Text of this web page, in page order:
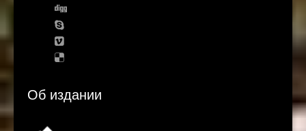
Об издании